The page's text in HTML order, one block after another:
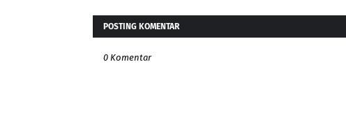
POSTING KOMENTAR
0 Komentar